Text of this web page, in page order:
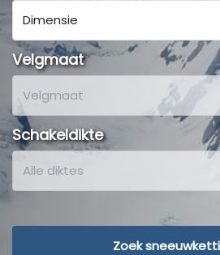
Velgmaat
Schakeldikte
Zoek